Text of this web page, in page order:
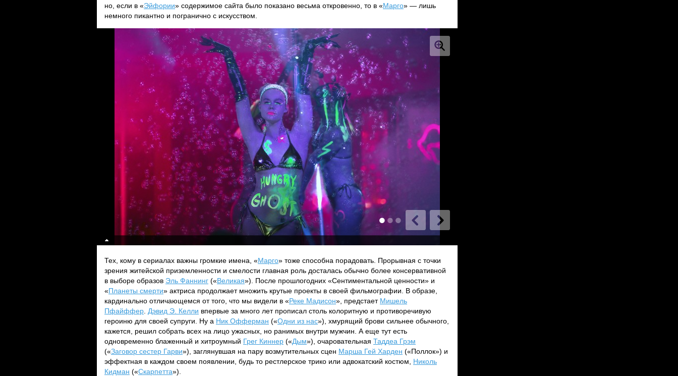
но, если в «Эйфории» содержимое сайта было показано весьма откровенно, то в «Марго» — лишь
немного пикантно и погранично с искусством.
Тех, кому в сериалах важны громкие имена, «Марго» тоже способна порадовать. Прорывная с точки
зрения житейской приземленности и смелости главная роль досталась обычно более консервативной
в выборе образов Эль Фаннинг («Великая»). После прошлогодних «Сентиментальной ценности» и
«Планеты смерти» актриса продолжает множить крутые проекты в своей фильмографии. В образе,
кардинально отличающемся от того, что мы видели в «Реке Мадисон», предстает Мишель
Пфайффер Дэвид Э. Келли впервые за много лет прописал столь колоритную и противоречивую
героиню для своей супруги. Ну а Ник Офферман («Одни из нас»), хмурящий брови сильнее обычного,
кажется, решил собрать всех на лицо ужасных, но ранимых внутри мужчин. А еще тут есть
одновременно блаженный и хитроумный Грег Киннер («Дым»), очаровательная Таддеа Грэм
(«Заговор сестер Гарви»), заглянувшая на пару возмутительных сцен Марша Гей Харден («Поллок») и
эффектная в каждом своем появлении, будь то рестлерское трико или адвокатский костюм, Николь
Кидман («Скарпетта»).